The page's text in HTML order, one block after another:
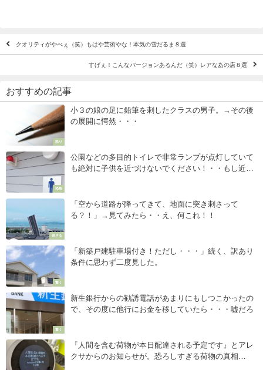
クオリティがやべぇ（笑）もはや芸術やな！本気の雪だるま８選
すげぇ！こんなバージョンあるんだ（笑）レアなあの店８選
おすすめの記事
怒り
小３の娘の足に鉛筆を刺したクラスの男子。→その後
の展開に愕然・・・
恐怖
公園などの多目的トイレで非常ランプが点灯していて
も絶対に子供を近づけないでください！・・もし近づ
刺さる
「空から道路が降ってきて、地面に突き刺さって
る？！」→見てみたら・・え、何これ！！
驚く
「新築戸建駐車場付き！ただし・・・」続く、訳あり
条件に思わず二度見した。
驚く
新生銀行からの勧誘電話があまりにもしつこかったの
で、その度に他行にお金を移していたら・・・嘘だろ
『人間を含む荷物が本日配達される予定です』とアレ
クサからのお知らせが。恐ろしすぎる荷物の真相